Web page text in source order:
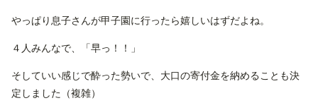
やっぱり息子さんが甲子園に行ったら嬉しいはずだよね。
４人みんなで、「早っ！！」
そしていい感じで酔った勢いで、大口の寄付金を納めることも決
定しました（複雑）